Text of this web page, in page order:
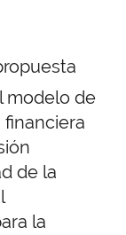
modelo de
de la
la